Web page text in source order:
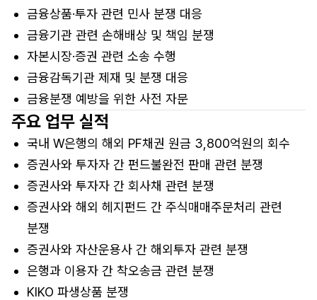
금융상품·투자 관련 민사 분쟁 대응
금융기관 관련 손해배상 및 책임 분쟁
자본시장·증권 관련 소송 수행
금융감독기관 제재 및 분쟁 대응
금융분쟁 예방을 위한 사전 자문
주요 업무 실적
국내 W은행의 해외 PF채권 원금 3,800억원의 회수
증권사와 투자자 간 펀드불완전 판매 관련 분쟁
증권사와 투자자 간 회사채 관련 분쟁
증권사와 해외 헤지펀드 간 주식매매주문처리 관련
분쟁
증권사와 자산운용사 간 해외투자 관련 분쟁
은행과 이용자 간 착오송금 관련 분쟁
KIKO 파생상품 분쟁